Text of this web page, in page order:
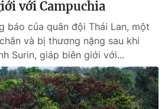
với Campuchia
báo của quân đội Thái Lan, một
và bị thương nặng sau khi
Surin, giáp biên giới với...